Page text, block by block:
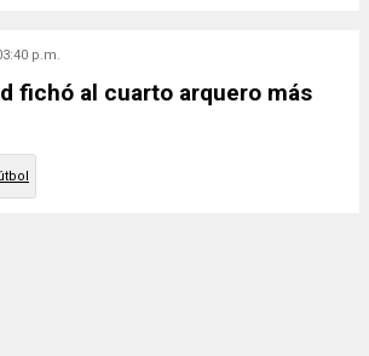
p.m.
fichó al cuarto arquero más